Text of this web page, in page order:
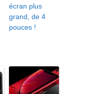
écran plus
grand, de 4
pouces !